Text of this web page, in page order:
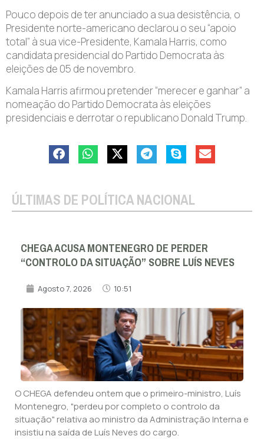
Pouco depois de ter anunciado a sua desistência, o
Presidente norte-americano declarou o seu “apoio
total” à sua vice-Presidente, Kamala Harris, como
candidata presidencial do Partido Democrata às
eleições de 05 de novembro.
Kamala Harris afirmou pretender “merecer e ganhar” a
nomeação do Partido Democrata às eleições
presidenciais e derrotar o republicano Donald Trump.
ÚLTIMAS DE POLÍTICA NACIONAL
CHEGA ACUSA MONTENEGRO DE PERDER
“CONTROLO DA SITUAÇÃO” SOBRE LUÍS NEVES
Agosto 7, 2026 10:51
O CHEGA defendeu ontem que o primeiro-ministro, Luís
Montenegro, "perdeu por completo o controlo da
situação" relativa ao ministro da Administração Interna e
insistiu na saída de Luís Neves do cargo.